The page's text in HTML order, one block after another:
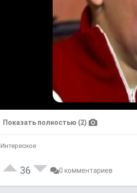
Показать полностью (2)
Интересное
36 0 комментариев